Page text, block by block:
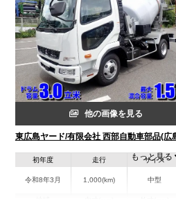
他の画像を見る
東広島ヤード/有限会社 西部自動車部品(広
初年度
令和8年3月
走行
1,000(km)
サイズ
中型
もっと見る